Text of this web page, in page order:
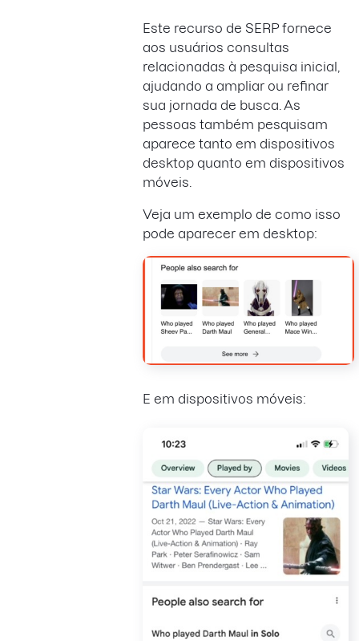
Este recurso de SERP fornece
aos usuários consultas
relacionadas à pesquisa inicial,
ajudando a ampliar ou refinar
sua jornada de busca. As
pessoas também pesquisam
aparece tanto em dispositivos
desktop quanto em dispositivos
móveis.
Veja um exemplo de como isso
pode aparecer em desktop:
E em dispositivos móveis: